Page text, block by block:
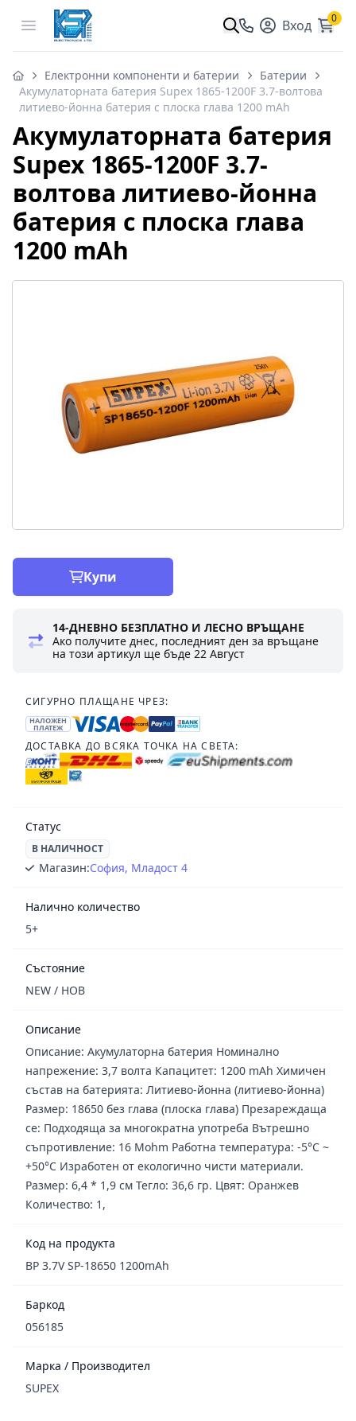
Open menu Вход 0
Електронни компоненти и батерии
Батерии
Акумулаторната батерия Supex 1865-1200F 3.7-волтова
литиево-йонна батерия с плоска глава 1200 mAh
Акумулаторната батерия
Supex 1865-1200F 3.7-
волтова литиево-йонна
батерия с плоска глава
1200 mAh
Купи
14-ДНЕВНО БЕЗПЛАТНО И ЛЕСНО ВРЪЩАНЕ
Ако получите днес, последният ден за връщане
на този артикул ще бъде22 Август
СИГУРНО ПЛАЩАНЕ ЧРЕЗ:
НАЛОЖЕН
ПЛАТЕЖ
ДОСТАВКА ДО ВСЯКА ТОЧКА НА СВЕТА:
Статус
В НАЛИЧНОСТ
Магазин:София, Младост 4
Налично количество
5+
Състояние
NEW / НОВ
Описание
Описание: Акумулаторна батерия Номинално
напрежение: 3,7 волта Капацитет: 1200 mAh Химичен
състав на батерията: Литиево-йонна (литиево-йонна)
Размер: 18650 без глава (плоска глава) Презареждаща
се: Подходяща за многократна употреба Вътрешно
съпротивление: 16 Mohm Работна температура: -5°C ~
+50°C Изработен от екологично чисти материали.
Размер: 6,4 * 1,9 см Тегло: 36,6 гр. Цвят: Оранжев
Количество: 1,
Код на продукта
BP 3.7V SP-18650 1200mAh
Баркод
056185
Марка / Производител
SUPEX